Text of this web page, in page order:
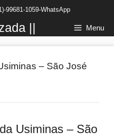
99681-1059-WhatsApp
|| Menu
– São José
Usiminas – São